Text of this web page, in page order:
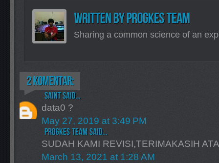
Sharing a common science of an
data0 ?
May 27, 2019 at 3:49 PM
SUDAH KAMI REVISI,TERIMAKASIH
March 13, 2021 at 1:28 AM